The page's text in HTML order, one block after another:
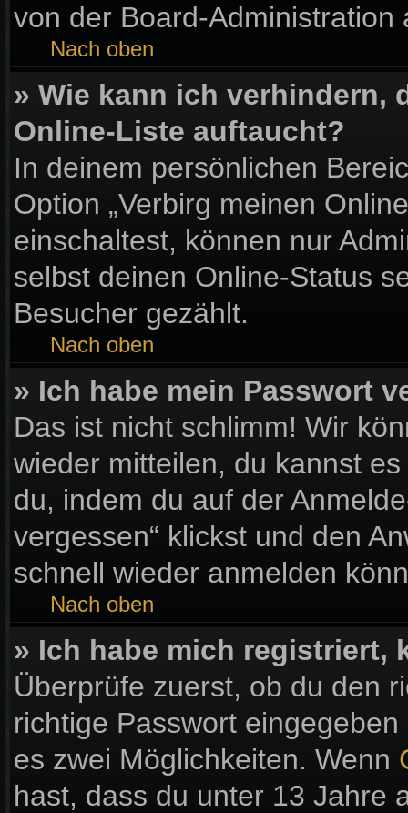
von der Board-Administration
Nach oben
» Wie kann ich verhindern,
Online-Liste auftaucht?
In deinem persönlichen
Option „Verbirg meinen
einschaltest, können nur
selbst deinen Online-Status
Besucher gezählt.
Nach oben
» Ich habe mein Passwort
Das ist nicht schlimm! Wir
wieder mitteilen, du kannst
du, indem du auf der
vergessen“ klickst und den
schnell wieder anmelden
Nach oben
» Ich habe mich registriert,
Überprüfe zuerst, ob du den
richtige Passwort
es zwei Möglichkeiten. Wenn
hast, dass du unter 13 Jahre